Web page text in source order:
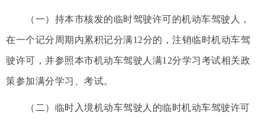
（一）持本市核发的临时驾驶许可的机动车驾驶人，
在一个记分周期内累积记分满12分的，注销临时机动车驾
驶许可，并参照本市机动车驾驶人满12分学习考试相关政
策参加满分学习、考试。
（二）临时入境机动车驾驶人的临时机动车驾驶许可